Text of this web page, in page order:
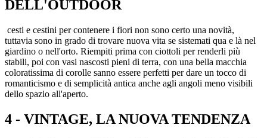
DELL'OUTDOOR
cesti e cestini per contenere i fiori non sono certo una novità,
tuttavia sono in grado di trovare nuova vita se sistemati qua e là nel
giardino o nell'orto. Riempiti prima con ciottoli per renderli più
stabili, poi con vasi nascosti pieni di terra, con una bella macchia
coloratissima di corolle sanno essere perfetti per dare un tocco di
romanticismo e di semplicità antica anche agli angoli meno visibili
dello spazio all'aperto.
4 - VINTAGE, LA NUOVA TENDENZA